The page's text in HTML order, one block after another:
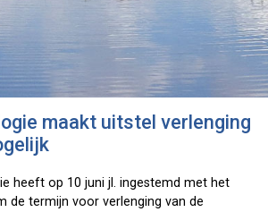
maakt uitstel verlenging
heeft op 10 juni jl. ingestemd met het
de termijn voor verlenging van de